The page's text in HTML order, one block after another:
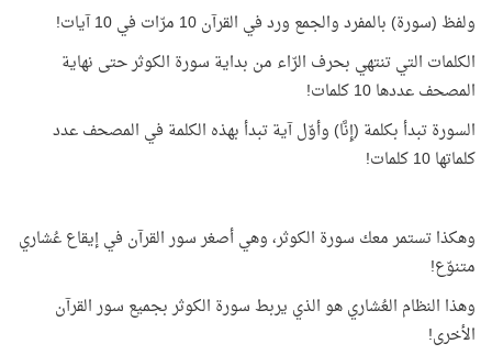
ولفظ (سورة) بالمفرد والجمع ورد في القرآن 10 مرّات في 10 آيات!
الكلمات التي تنتهي بحرف الرّاء من بداية سورة الكوثر حتى نهاية
المصحف عددها 10 كلمات!
السورة تبدأ بكلمة (إِنَّا) وأوّل آية تبدأ بهذه الكلمة في المصحف عدد
كلماتها 10 كلمات!
وهكذا تستمر معك سورة الكوثر، وهي أصغر سور القرآن في إيقاع عُشاري
متنوّع!
وهذا النظام العُشاري هو الذي يربط سورة الكوثر بجميع سور القرآن
الأخرى!